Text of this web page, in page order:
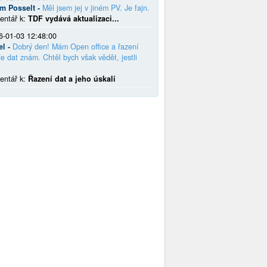
Posselt - Měl jsem jej v jiném PV. Je fajn.
k: TDF vydává aktualizaci...
01-03 12:48:00
- Dobrý den! Mám Open office a řazení
dat znám. Chtěl bych však vědět, jestli
k: Řazení dat a jeho úskalí